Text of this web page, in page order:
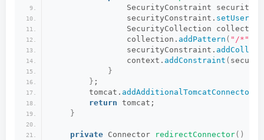
SecurityConstraint
                securityConstraint.
SecurityCollection
                collection.
addPattern ( "/*"
                securityConstraint.
                context.
addConstraint (
}
} ;
        tomcat.
addAdditionalTomcatConnectors
return tomcat;
}
private Connector redirectConnector()